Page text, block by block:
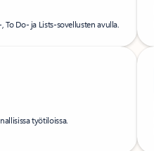
Do- ja Lists-sovellusten avulla.
työtiloissa.